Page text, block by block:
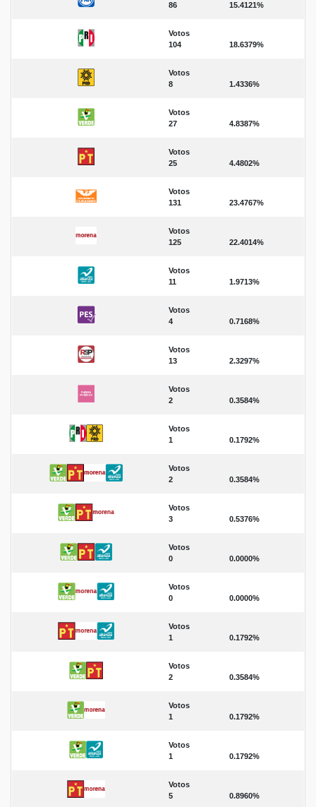
86
15.4121%
Votos
104
18.6379%
Votos
8
1.4336%
Votos
27
4.8387%
Votos
25
4.4802%
Votos
131
23.4767%
Votos
125
22.4014%
Votos
11
1.9713%
Votos
4
0.7168%
Votos
13
2.3297%
Votos
2
0.3584%
Votos
1
0.1792%
Votos
2
0.3584%
Votos
3
0.5376%
Votos
0
0.0000%
Votos
0
0.0000%
Votos
1
0.1792%
Votos
2
0.3584%
Votos
1
0.1792%
Votos
1
0.1792%
Votos
5
0.8960%